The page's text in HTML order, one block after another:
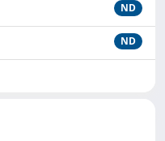
ND
ND